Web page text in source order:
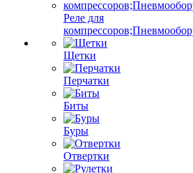
Реле для
Щетки
Перчатки
Биты
Буры
Отвертки